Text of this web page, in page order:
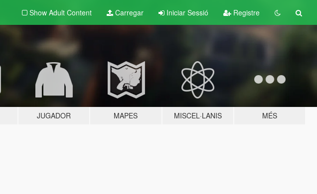
Show Adult Content Carregar Iniciar Sessió Registre
JUGADOR MAPES MISCEL·LANIS MÉS